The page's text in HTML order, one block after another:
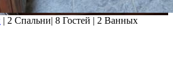
| 2 Спальни| 8 Гостей | 2 Ванных